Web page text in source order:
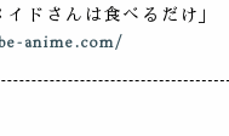
ドさんは食べるだけ」
anime.com/